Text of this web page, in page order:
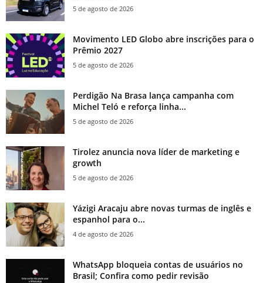
5 de agosto de 2026
Movimento LED Globo abre inscrições para o
Prêmio 2027
5 de agosto de 2026
Perdigão Na Brasa lança campanha com
Michel Teló e reforça linha...
5 de agosto de 2026
Tirolez anuncia nova líder de marketing e
growth
5 de agosto de 2026
Yázigi Aracaju abre novas turmas de inglês e
espanhol para o...
4 de agosto de 2026
WhatsApp bloqueia contas de usuários no
Brasil; Confira como pedir revisão